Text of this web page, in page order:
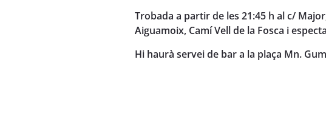
Trobada a partir de les 21:45 h al c/
Aiguamoix, Camí Vell de la Fosca i
Hi haurà servei de bar a la plaça Mn.